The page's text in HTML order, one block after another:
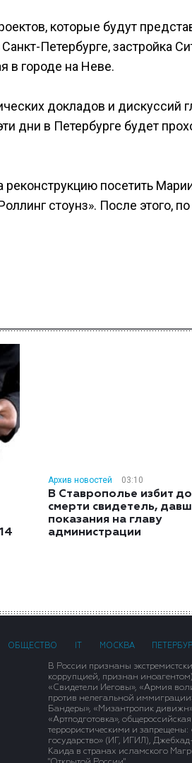
которые будут
Петербурге, застройка
в городе на Неве.
докладов и дискуссий
дни в Петербурге будет
посетить
стоунз». После этого, по
Архив новостей 03:10
В Ставрополье избит до
смерти свидетель,
показания на главу
администрации
ОБЩЕСТВО МОСКВА
В России признаны
коррупцией, признан
«Свидетели Иеговы», «Армия
против нелегальной
Бандеры», «Мизантропик
«Артподготовка»,
террористическими и
государство» (ИГ, ИГИЛ),
Каида в странах исламского